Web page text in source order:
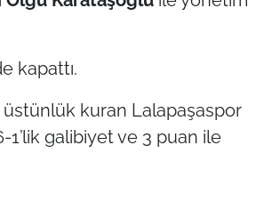
kapattı.
üstünlük kuran Lalapaşaspor
1’lik galibiyet ve 3 puan ile